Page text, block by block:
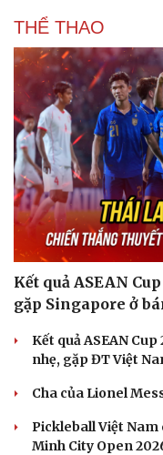
THỂ THAO
Kết quả ASEAN
gặp Singapore ở
Kết quả ASEAN
nhẹ, gặp ĐT Việt
Cha của Lionel
Pickleball Việt
Minh City Open